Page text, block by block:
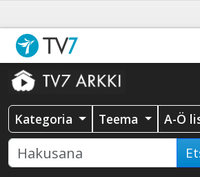
Kategoria Teema A-Ö